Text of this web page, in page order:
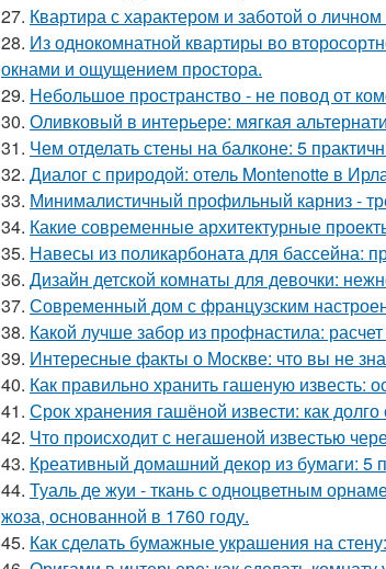
27. Квартира с характером и заботой о личном
28. Из однокомнатной квартиры во
окнами и ощущением простора.
29. Небольшое пространство - не повод от
30. Оливковый в интерьере: мягкая
31. Чем отделать стены на балконе: 5
32. Диалог с природой: отель Montenotte в
33. Минималистичный профильный карниз -
34. Какие современные архитектурные
35. Навесы из поликарбоната для бассейна:
36. Дизайн детской комнаты для девочки:
37. Современный дом с французским
38. Какой лучше забор из профнастила:
39. Интересные факты о Москве: что вы не
40. Как правильно хранить гашеную известь:
41. Срок хранения гашёной извести: как долго
42. Что происходит с негашеной известью
43. Креативный домашний декор из бумаги: 5
44. Туаль де жуи - ткань с одноцветным
жоза, основанной в 1760 году.
45. Как сделать бумажные украшения на